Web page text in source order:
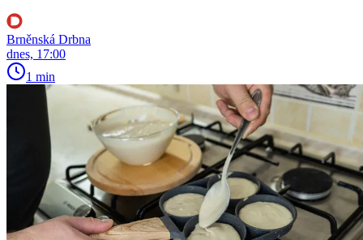
Brněnská Drbna
dnes, 17:00
1 min